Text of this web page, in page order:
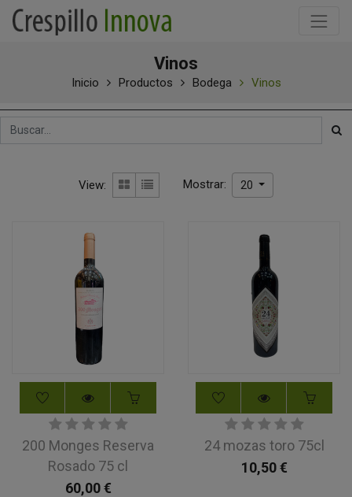
Vinos
Inicio Productos Bodega Vinos
View: Mostrar: 20
200 Monges Reserva
Rosado 75 cl
60,00€
24 mozas toro 75cl
10,50€